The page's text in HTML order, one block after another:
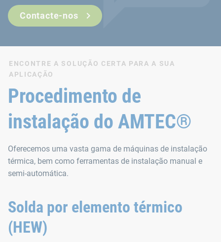
Contacte-nos
ENCONTRE A SOLUÇÃO CERTA PARA A SUA
APLICAÇÃO
Procedimento de
instalação do AMTEC®
Oferecemos uma vasta gama de máquinas de instalação
térmica, bem como ferramentas de instalação manual e
semi-automática.
Solda por elemento térmico
(HEW)